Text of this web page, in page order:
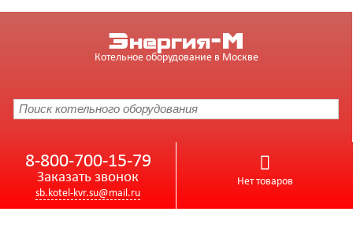
Энергия-М
Котельное оборудование в Москве
8-800-700-15-79
Заказать звонок
sb.kotel-kvr.su@mail.ru
Нет товаров